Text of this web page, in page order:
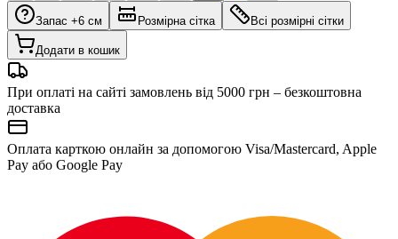
Запас +6 см Розмірна сітка Всі розмірні сітки
Додати в кошик
При оплаті на сайті замовлень від 5000 грн – безкоштовна
доставка
Оплата карткою онлайн за допомогою Visa/Mastercard, Apple
Pay або Google Pay